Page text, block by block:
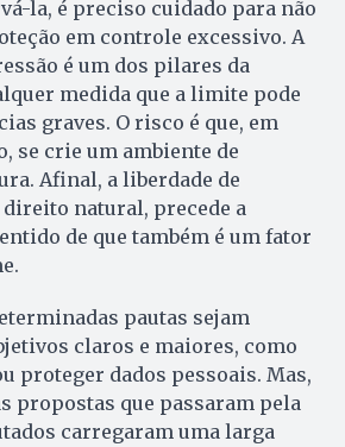
la, é preciso cuidado para não
em controle excessivo. A
é um dos pilares da
medida que a limite pode
graves. O risco é que, em
se crie um ambiente de
Afinal, a liberdade de
natural, precede a
de que também é um fator
pautas sejam
claros e maiores, como
proteger dados pessoais. Mas,
propostas que passaram pela
carregaram uma larga